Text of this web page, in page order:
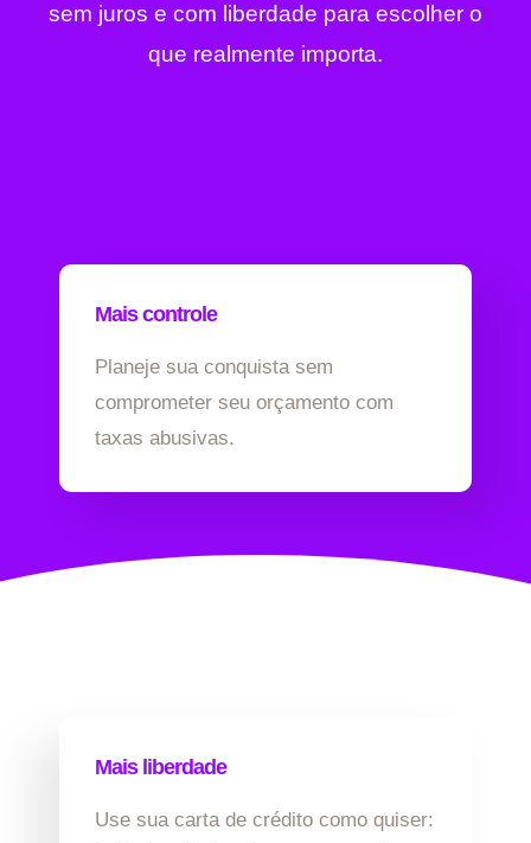
sem juros e com liberdade para escolher o
que realmente importa.
Mais controle
Planeje sua conquista sem
comprometer seu orçamento com
taxas abusivas.
Mais liberdade
Use sua carta de crédito como quiser: